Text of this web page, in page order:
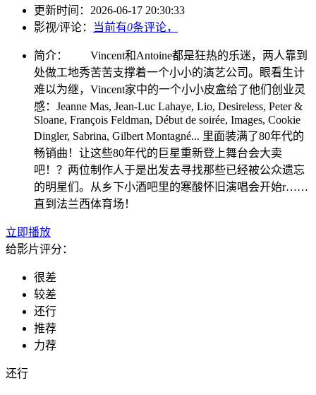
更新时间： 2026-06-17 20:30:33
影视/评论：
当前有0条评论，
简介：
Vincent和Antoine都是狂热的乐迷，两人靠到
处做工地秀苦苦支撑着一个小小的演艺公司。眼看生计
难以为继，Vincent家中的一个小小皮盒给了他们创业灵
感：Jeanne Mas, Jean-Luc Lahaye, Lio, Desireless, Peter &
Sloane, François Feldman, Début de soirée, Images, Cookie
Dingler, Sabrina, Gilbert Montagné... 里面装满了80年代的
畅销曲！让这些80年代的巨星重新登上舞台会大卖
吧！？两位制作人于是出发去寻找那些已经被公众遗忘
的明星们。从乡下小酒吧里的寒酸怀旧演唱会开始r……
直到法兰西体育场！
立即播放
给影片评分：
很差
较差
还行
推荐
力荐
还行